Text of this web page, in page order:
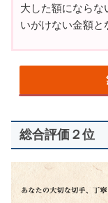
大した額にならな
いがけない金額と
総合評価２位